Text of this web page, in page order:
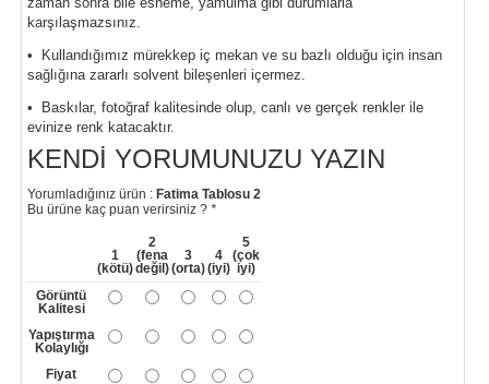
karşılaşmazsınız.
• Kullandığımız mürekkep iç mekan ve su bazlı olduğu için insan
sağlığına zararlı solvent bileşenleri içermez.
• Baskılar, fotoğraf kalitesinde olup, canlı ve gerçek renkler ile
evinize renk katacaktır.
KENDI YORUMUNUZU YAZIN
Yorumladığınız ürün : Fatima Tablosu 2
Bu ürüne kaç puan verirsiniz ? *
1
(kötü)
2
(fena
değil)
3
(orta)
4
(iyi)
5
(çok
iyi)
Görüntü
Kalitesi
Yapıştırma
Kolaylığı
Fiyat